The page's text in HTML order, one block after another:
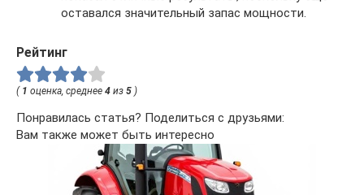
оставался значительный запас мощности.
Рейтинг
( 1 оценка, среднее 4 из 5 )
Понравилась статья? Поделиться с друзьями:
Вам также может быть интересно